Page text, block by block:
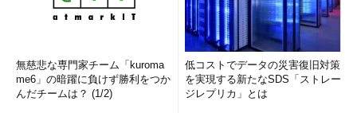
無慈悲な専門家チーム「kuroma
me6」の暗躍に負けず勝利をつか
んだチームは？ (1/2)
低コストでデータの災害復旧対策
を実現する新たなSDS「ストレー
ジレプリカ」とは